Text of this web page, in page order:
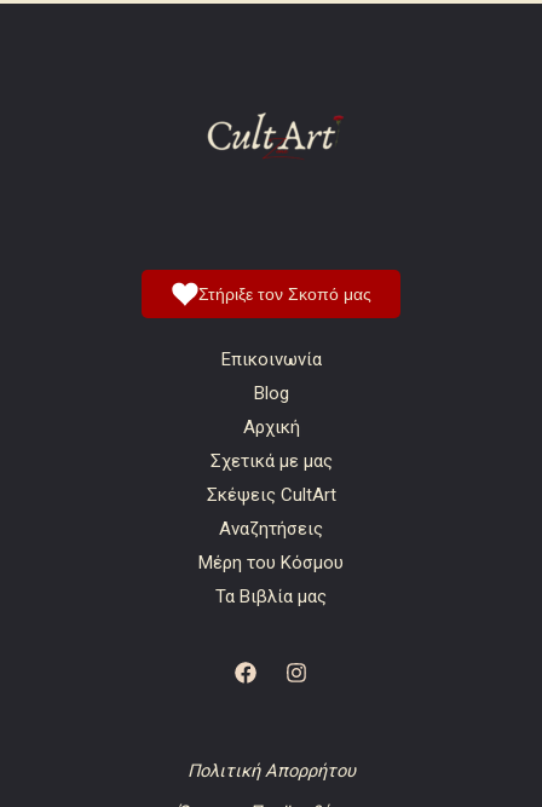
Στήριξε τον Σκοπό μας
Επικοινωνία
Blog
Αρχική
Σχετικά με μας
Σκέψεις CultArt
Αναζητήσεις
Μέρη του Κόσμου
Τα Βιβλία μας
Πολιτική Απορρήτου